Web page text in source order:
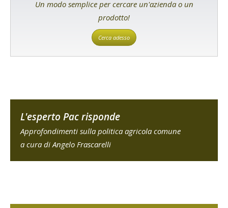
Un modo semplice per cercare un'azienda o un
prodotto!
Cerca adesso
L'esperto Pac risponde
Approfondimenti sulla politica agricola comune
a cura di Angelo Frascarelli